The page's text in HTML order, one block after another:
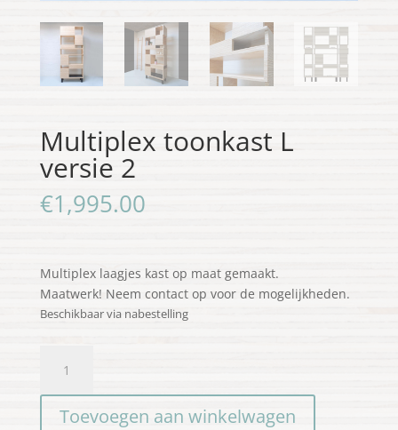
Multiplex toonkast L
versie 2
€1,995.00
Multiplex laagjes kast op maat gemaakt.
Maatwerk! Neem contact op voor de mogelijkheden.
Beschikbaar via nabestelling
toonkast
L
versieToevoegen aan winkelwagen